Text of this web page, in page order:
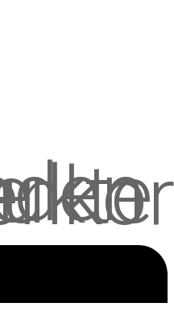
Produkte Im